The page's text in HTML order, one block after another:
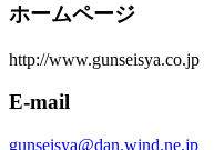
ホームページ
http://www.gunseisya.co.jp
E-mail
gunseisya@dan.wind.ne.jp